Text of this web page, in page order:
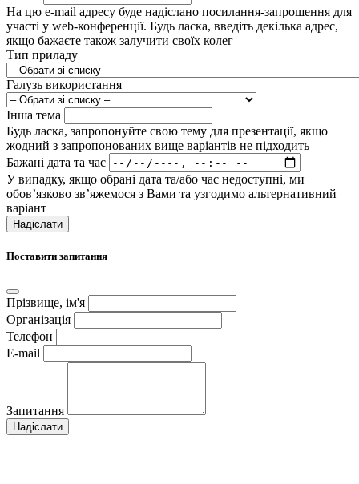
На цю e-mail адресу буде надіслано посилання-запрошення для
участі у web-конференції. Будь ласка, введіть декілька адрес,
якщо бажаєте також залучити своїх колег
Тип приладу
Галузь використання
Інша тема
Будь ласка, запропонуйте свою тему для презентації, якщо
жодний з запропонованих вище варіантів не підходить
Бажані дата та час
У випадку, якщо обрані дата та/або час недоступні, ми
обов’язково зв’яжемося з Вами та узгодимо альтернативний
варіант
Надіслати
Поставити запитання
Прізвище, ім'я
Організація
Телефон
E-mail
Запитання
Надіслати